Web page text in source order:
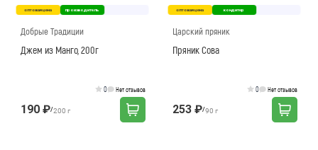
оптовая цена производитель
Добрые Традиции
Джем из Манго, 200г
0 Нет отзывов
190 ₽/200 г
оптовая цена кондитер
Царский пряник
Пряник Сова
0 Нет отзывов
253 ₽/90 г